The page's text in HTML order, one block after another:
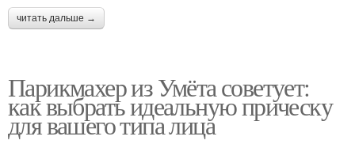
читать дальше →
Парикмахер из Умёта советует:
как выбрать идеальную прическу
для вашего типа лица